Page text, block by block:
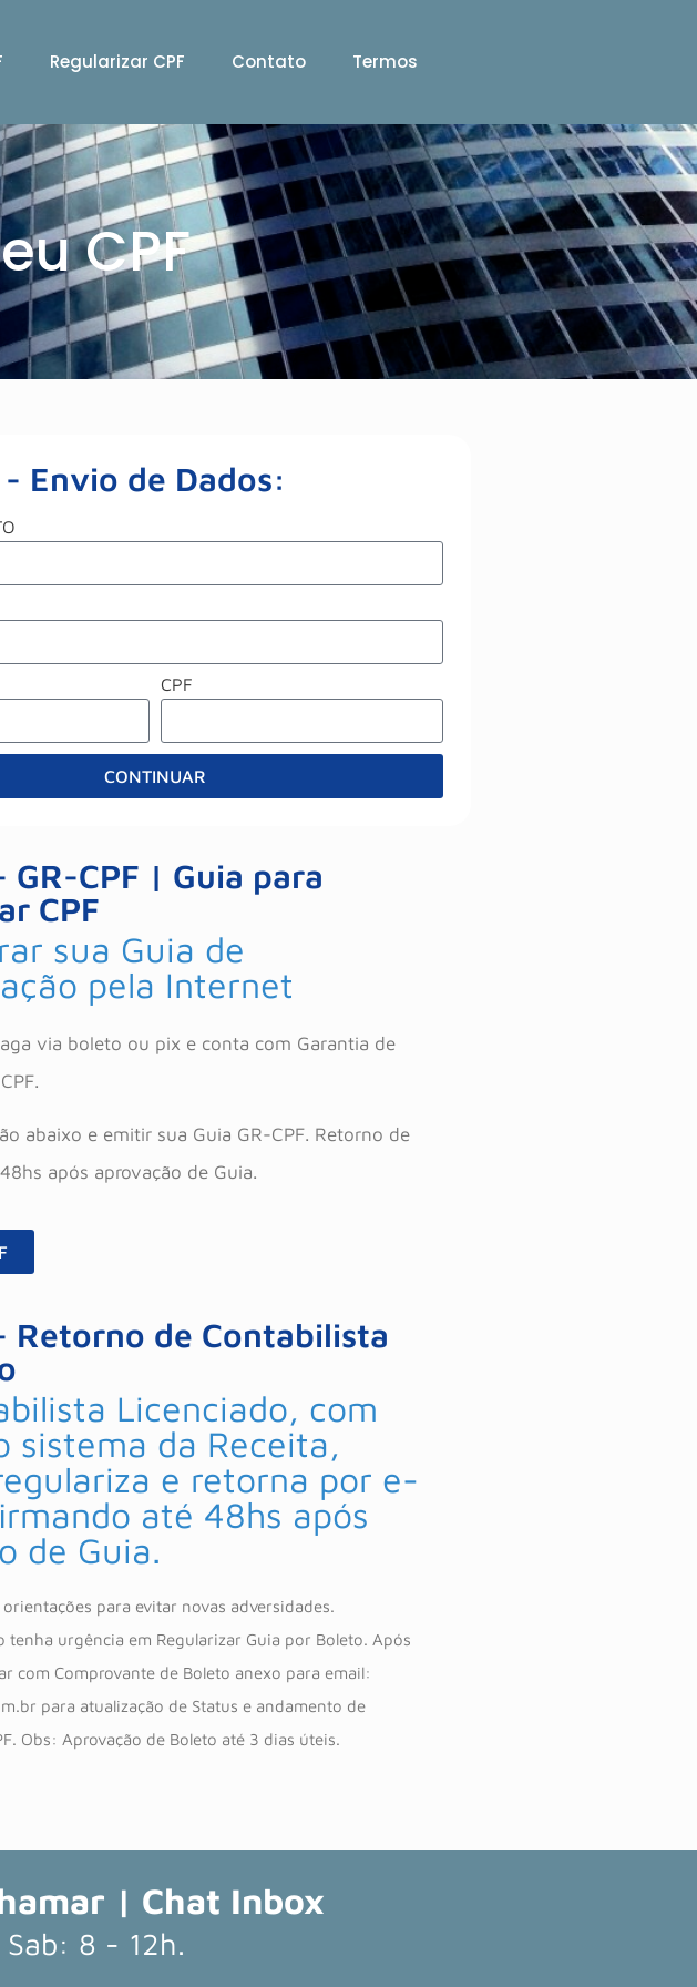
Regularizar CPF Contato Termos
CPF
- Envio de Dados:
CPF
CONTINUAR
GR-CPF | Guia para
CPF
sua Guia de
pela Internet
via boleto ou pix e conta com Garantia de
abaixo e emitir sua Guia GR-CPF. Retorno de
após aprovação de Guia.
Retorno de Contabilista
Licenciado, com
sistema da Receita,
e retorna por e-
até 48hs após
de Guia.
orientações para evitar novas adversidades.
tenha urgência em Regularizar Guia por Boleto. Após
com Comprovante de Boleto anexo para email:
para atualização de Status e andamento de
Obs: Aprovação de Boleto até 3 dias úteis.
| Chat Inbox
8 - 12h.